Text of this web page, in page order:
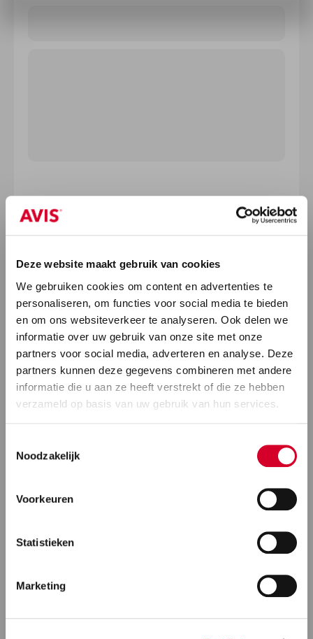
Deze website maakt gebruik van cookies
We gebruiken cookies om content en advertenties te
personaliseren, om functies voor social media te bieden
en om ons websiteverkeer te analyseren. Ook delen we
informatie over uw gebruik van onze site met onze
partners voor social media, adverteren en analyse. Deze
partners kunnen deze gegevens combineren met andere
informatie die u aan ze heeft verstrekt of die ze hebben
verzameld op basis van uw gebruik van hun services.
Noodzakelijk
Voorkeuren
Statistieken
Marketing